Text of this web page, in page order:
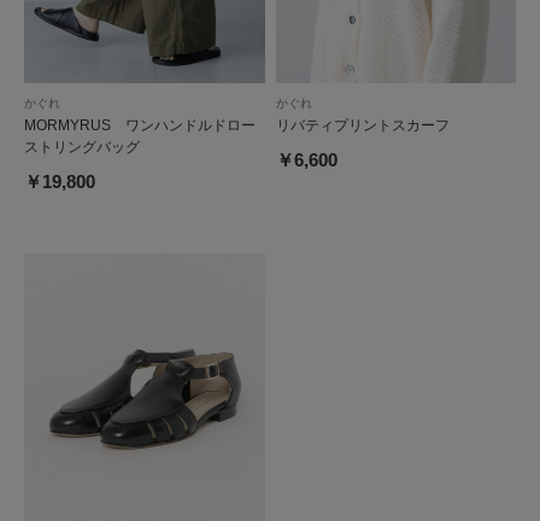
かぐれ
MORMYRUS ワンハンドルドロー
ストリングバッグ
￥19,800
かぐれ
リバティプリントスカーフ
￥6,600